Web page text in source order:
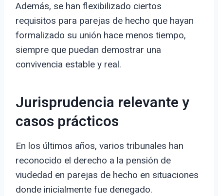
Además, se han flexibilizado ciertos
requisitos para parejas de hecho que hayan
formalizado su unión hace menos tiempo,
siempre que puedan demostrar una
convivencia estable y real.
Jurisprudencia relevante y
casos prácticos
En los últimos años, varios tribunales han
reconocido el derecho a la pensión de
viudedad en parejas de hecho en situaciones
donde inicialmente fue denegado.